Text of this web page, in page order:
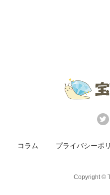
コラム プライバシーポ
Copyright ©